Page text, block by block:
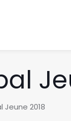
Jeune 2018